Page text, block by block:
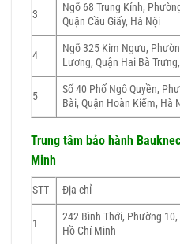
3
Ngõ 68 Trung Kính,
Quận Cầu Giấy, Hà Nội
4
Ngõ 325 Kim Ngưu,
Lương, Quận Hai Bà
5
Số 40 Phố Ngô Quyền,
Bài, Quận Hoàn Kiếm, Hà
Trung tâm bảo hành
Minh
STT Địa chỉ
1
242 Bình Thới, Phường 10,
Hồ Chí Minh